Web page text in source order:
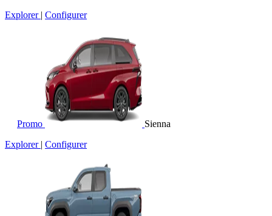
Explorer | Configurer
Promo
Sienna
Explorer | Configurer